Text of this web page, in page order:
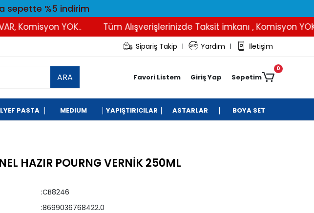
sepette %5 indirim
Komisyon YOK.. Tüm Alışverişlerinizde Taksit imkanı , Komisyon YOK..
Sipariş Takip | Yardım | İletişim
ARA Favori Listem Giriş Yap Sepetim
0
PASTA MEDIUM YAPIŞTIRICILAR ASTARLAR BOYA SET
HAZIR POURNG VERNİK 250ML
:CB8246
:8699036768422.0